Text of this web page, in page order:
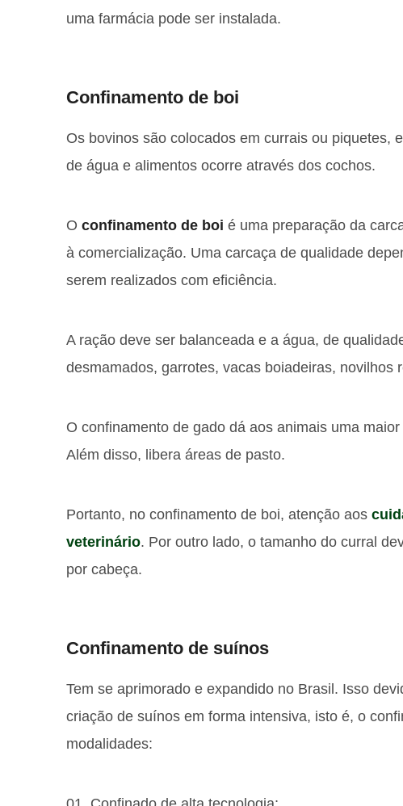
uma farmácia pode ser instalada.
Confinamento de boi
Os bovinos são colocados em currais ou piquetes,
de água e alimentos ocorre através dos cochos.
O confinamento de boi é uma preparação da
à comercialização. Uma carcaça de qualidade
serem realizados com eficiência.
A ração deve ser balanceada e a água, de
desmamados, garrotes, vacas boiadeiras, novilhos
O confinamento de gado dá aos animais uma
Além disso, libera áreas de pasto.
Portanto, no confinamento de boi, atenção aos
veterinário. Por outro lado, o tamanho do curral
por cabeça.
Confinamento de suínos
Tem se aprimorado e expandido no Brasil. Isso
criação de suínos em forma intensiva, isto é, o
modalidades: